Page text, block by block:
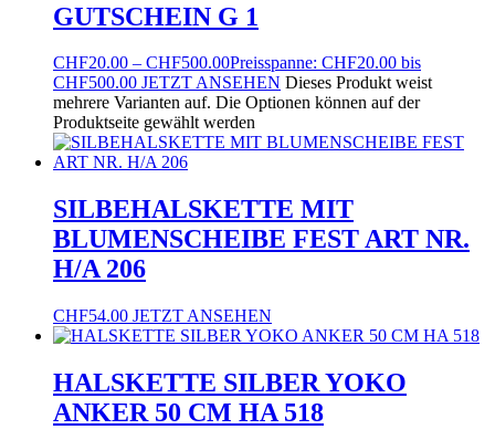
GUTSCHEIN G 1
CHF20.00 – CHF500.00Preisspanne: CHF20.00 bis
CHF500.00 JETZT ANSEHEN Dieses Produkt weist
mehrere Varianten auf. Die Optionen können auf der
Produktseite gewählt werden
SILBEHALSKETTE MIT
BLUMENSCHEIBE FEST ART NR.
H/A 206
CHF54.00 JETZT ANSEHEN
HALSKETTE SILBER YOKO
ANKER 50 CM HA 518